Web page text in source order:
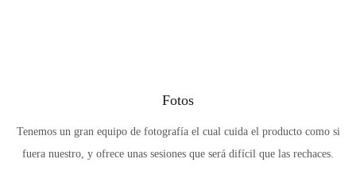
Fotos
Tenemos un gran equipo de fotografía el cual cuida el producto como si
fuera nuestro, y ofrece unas sesiones que será difícil que las rechaces.